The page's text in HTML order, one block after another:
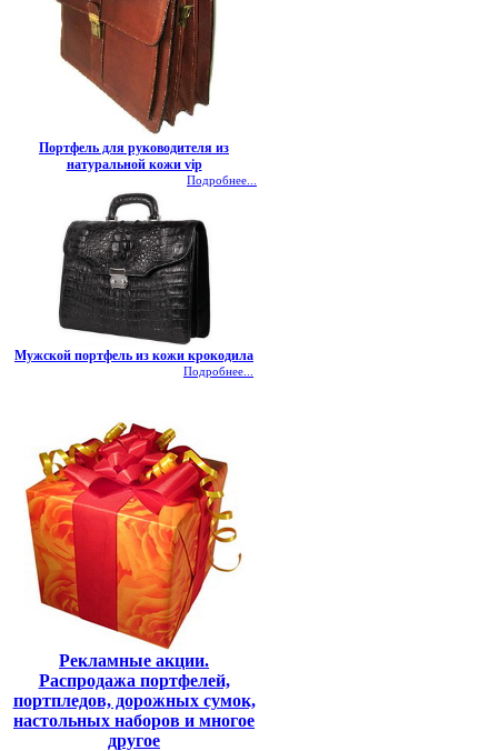
Портфель для руководителя из
натуральной кожи vip
Подробнее...
Мужской портфель из кожи крокодила
Подробнее...
Рекламные акции.
Распродажа портфелей,
портпледов, дорожных сумок,
настольных наборов и многое
другое